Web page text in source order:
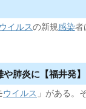
イルスの新規感染者
肺炎に【福井発】
ウイルス 」がある。